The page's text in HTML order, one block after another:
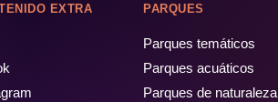
EXTRA PARQUES
Parques temáticos
Parques acuáticos
Parques de naturaleza